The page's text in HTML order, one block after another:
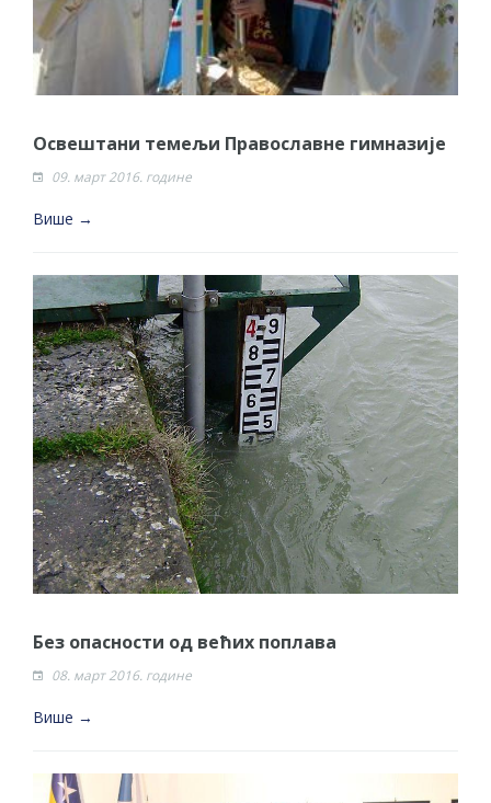
Освештани темељи Православне гимназије
09. март 2016. године
Више →
Без опасности од већих поплава
08. март 2016. године
Више →